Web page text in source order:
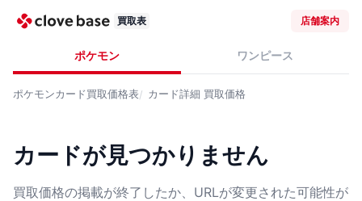
買取表 店舗案内
ポケモン ワンピース
ポケモンカード買取価格表 カード詳細 買取価格
カードが見つかりません
買取価格の掲載が終了したか、URLが変更された可能性が